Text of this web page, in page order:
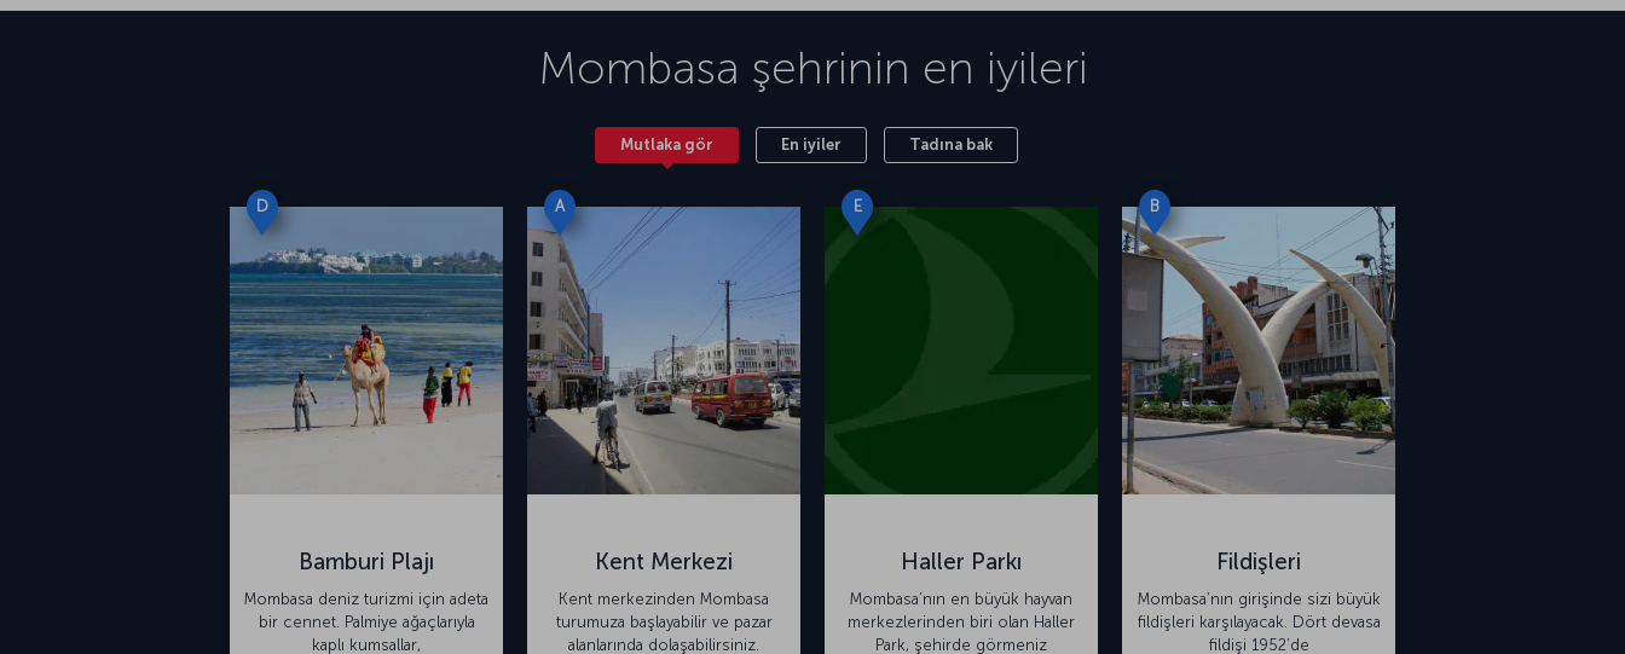
Mombasa şehrinin en iyileri
Mutlaka gör En iyiler Tadına bak
D
Bamburi Plajı
Mombasa deniz turizmi için adeta
bir cennet. Palmiye ağaçlarıyla
kaplı kumsallar,
A
Kent Merkezi
Kent merkezinden Mombasa
turumuza başlayabilir ve pazar
alanlarında dolaşabilirsiniz.
E
Haller Parkı
Mombasa’nın en büyük hayvan
merkezlerinden biri olan Haller
Park, şehirde görmeniz
B
Fildişleri
Mombasa’nın girişinde sizi büyük
fildişleri karşılayacak. Dört devasa
fildişi 1952’de